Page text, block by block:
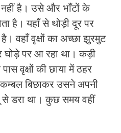
नहीं है। उसे और भाँटों के
है। यहाँ से थोड़ी दूर पर
वहाँ वृक्षों का अच्छा झुरमुट
पर आ रहा था। कड़ी
वृक्षों की छाया में ठहर
बिछाकर उसने अपनी
से डरा था। कुछ समय वहीं